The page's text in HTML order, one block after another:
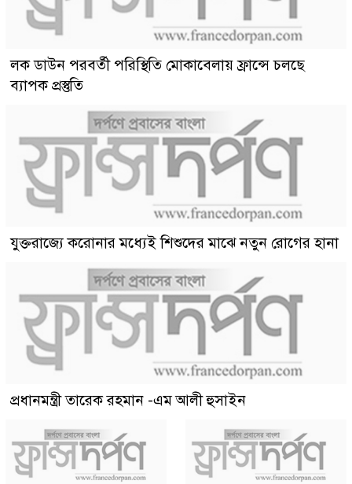
লক ডাউন পরবর্তী পরিস্থিতি মোকাবেলায় ফ্রান্সে চলছে
ব্যাপক প্রস্তুতি
যুক্তরাজ্যে করোনার মধ্যেই শিশুদের মাঝে নতুন রোগের হানা
প্রধানমন্ত্রী তারেক রহমান -এম আলী হুসাইন